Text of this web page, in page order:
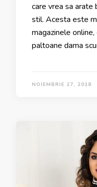
care vrea sa arate
stil. Acesta este
magazinele
paltoane dama
NOIEMBRIE 27, 2018